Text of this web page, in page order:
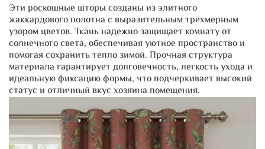
Эти роскошные шторы созданы из элитного
жаккардового полотна с выразительным трехмерным
узором цветов. Ткань надежно защищает комнату от
солнечного света, обеспечивая уютное пространство и
помогая сохранить тепло зимой. Прочная структура
материала гарантирует долговечность, легкость ухода и
идеальную фиксацию формы, что подчеркивает высокий
статус и отличный вкус хозяина помещения.